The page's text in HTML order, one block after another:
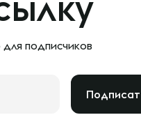
для подписчиков